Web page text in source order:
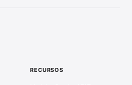
RECURSOS